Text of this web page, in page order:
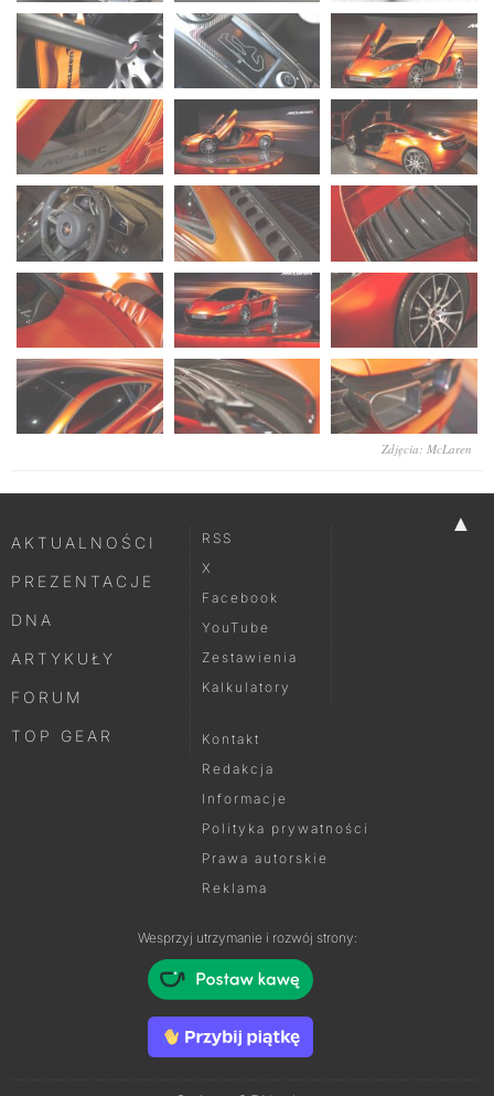
Zdjęcia: McLaren
▲
AKTUALNOŚCI
PREZENTACJE
DNA
ARTYKUŁY
FORUM
TOP GEAR
RSS
X
Facebook
YouTube
Zestawienia
Kalkulatory
Kontakt
Redakcja
Informacje
Polityka prywatności
Prawa autorskie
Reklama
Wesprzyj utrzymanie i rozwój strony: